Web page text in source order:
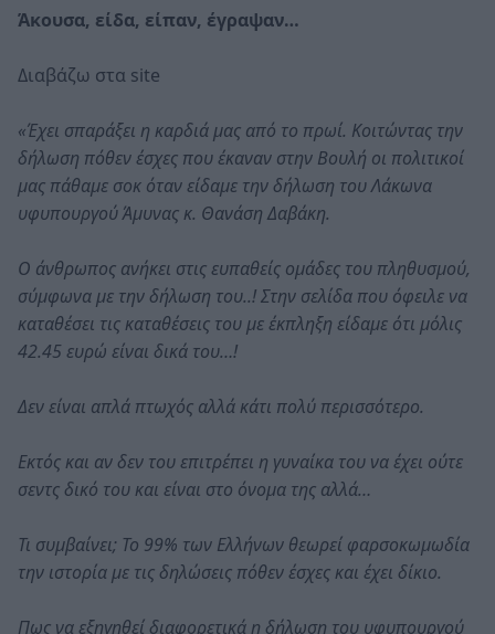
Άκουσα, είδα, είπαν, έγραψαν…
Διαβάζω στα site
«Έχει σπαράξει η καρδιά μας από το πρωί. Κοιτώντας την
δήλωση πόθεν έσχες που έκαναν στην Βουλή οι πολιτικοί
μας πάθαμε σοκ όταν είδαμε την δήλωση του Λάκωνα
υφυπουργού Άμυνας κ. Θανάση Δαβάκη.
Ο άνθρωπος ανήκει στις ευπαθείς ομάδες του πληθυσμού,
σύμφωνα με την δήλωση του..! Στην σελίδα που όφειλε να
καταθέσει τις καταθέσεις του με έκπληξη είδαμε ότι μόλις
42.45 ευρώ είναι δικά του…!
Δεν είναι απλά πτωχός αλλά κάτι πολύ περισσότερο.
Εκτός και αν δεν του επιτρέπει η γυναίκα του να έχει ούτε
σεντς δικό του και είναι στο όνομα της αλλά…
Τι συμβαίνει; Το 99% των Ελλήνων θεωρεί φαρσοκωμωδία
την ιστορία με τις δηλώσεις πόθεν έσχες και έχει δίκιο.
Πως να εξηγηθεί διαφορετικά η δήλωση του υφυπουργού